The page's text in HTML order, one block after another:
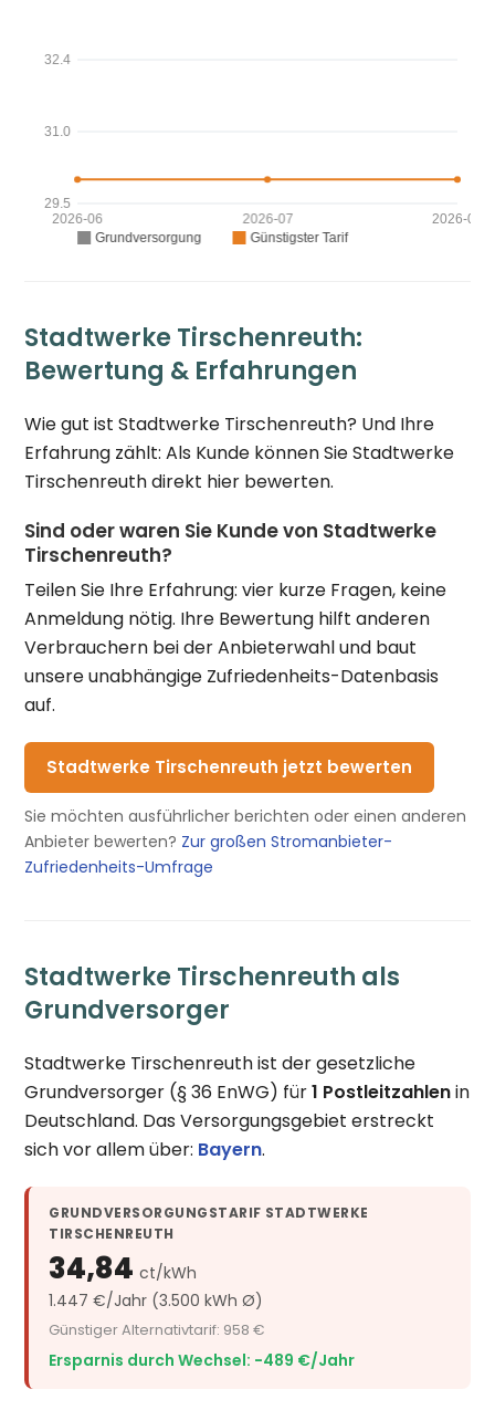
Stadtwerke Tirschenreuth:
Bewertung & Erfahrungen
Wie gut ist Stadtwerke Tirschenreuth? Und Ihre
Erfahrung zählt: Als Kunde können Sie Stadtwerke
Tirschenreuth direkt hier bewerten.
Sind oder waren Sie Kunde von Stadtwerke
Tirschenreuth?
Teilen Sie Ihre Erfahrung: vier kurze Fragen, keine
Anmeldung nötig. Ihre Bewertung hilft anderen
Verbrauchern bei der Anbieterwahl und baut
unsere unabhängige Zufriedenheits-Datenbasis
auf.
Stadtwerke Tirschenreuth jetzt bewerten
Sie möchten ausführlicher berichten oder einen anderen
Anbieter bewerten? Zur großen Stromanbieter-
Zufriedenheits-Umfrage
Stadtwerke Tirschenreuth als
Grundversorger
Stadtwerke Tirschenreuth ist der gesetzliche
Grundversorger (§ 36 EnWG) für1 Postleitzahlenin
Deutschland. Das Versorgungsgebiet erstreckt
sich vor allem über: Bayern.
GRUNDVERSORGUNGSTARIF STADTWERKE
TIRSCHENREUTH
34,84ct/kWh
1.447 €/Jahr (3.500 kWh Ø)
Günstiger Alternativtarif: 958 €
Ersparnis durch Wechsel: −489 €/Jahr